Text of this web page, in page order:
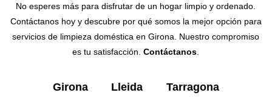
No esperes más para disfrutar de un hogar limpio y ordenado.
Contáctanos hoy y descubre por qué somos la mejor opción para
servicios de limpieza doméstica en Girona. Nuestro compromiso
es tu satisfacción.Contáctanos
Girona Lleida Tarragona